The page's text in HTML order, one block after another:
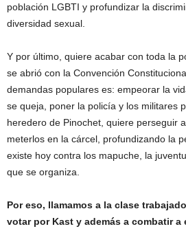
población LGBTI y profundizar la
diversidad sexual.
Y por último, quiere acabar con toda la
se abrió con la Convención
demandas populares es: empeorar la
se queja, poner la policía y los militares
heredero de Pinochet, quiere perseguir
meterlos en la cárcel, profundizando la
existe hoy contra los mapuche, la
que se organiza.
Por eso, llamamos a la clase
votar por Kast y además a combatir a